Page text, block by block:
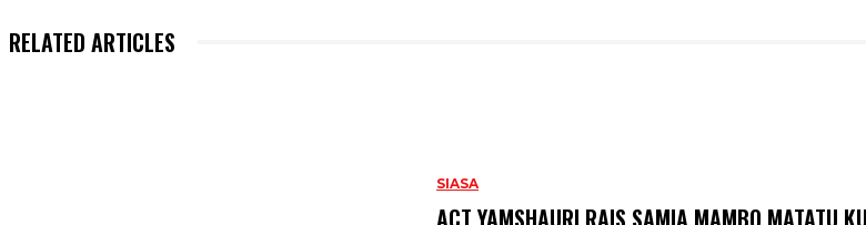
RELATED ARTICLES
SIASA
ACT YAMSHAURI RAIS SAMIA MAMBO MATATU